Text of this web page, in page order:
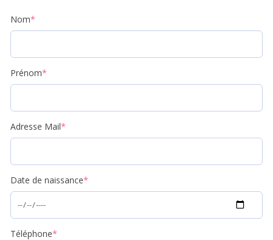
Nom*
Prénom*
Adresse Mail*
Date de naissance*
Téléphone*